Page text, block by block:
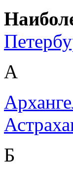
А
Б